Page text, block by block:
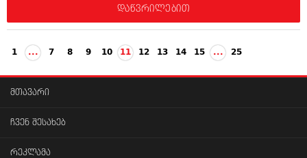
დაწვრილებით
1 ... 7 8 9 10 11 12 13 14 15 ... 25
მთავარი
ჩვენ შესახებ
რეკლამა